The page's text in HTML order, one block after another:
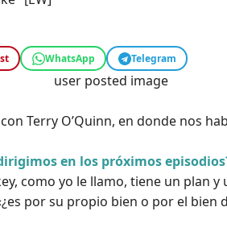
WhatsApp Telegram
Terry O’Quinn, en donde nos
en los próximos
como yo le llamo, tiene un plan
por su propio bien o por el bien